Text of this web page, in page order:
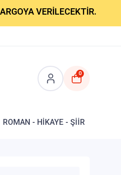
VERİLECEKTİR.
0
ROMAN - HİKAYE - ŞİİR